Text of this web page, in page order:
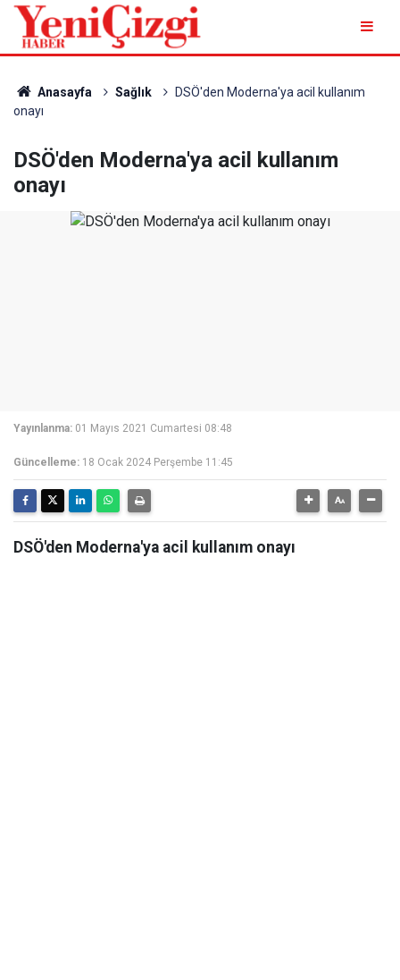
Anasayfa Sağlık
DSÖ'den Moderna'ya acil kullanım
onayı
DSÖ'den Moderna'ya acil kullanım
onayı
Yayınlanma: 01 Mayıs 2021 Cumartesi 08:48
Güncelleme: 18 Ocak 2024 Perşembe 11:45
DSÖ'den Moderna'ya acil kullanım onayı